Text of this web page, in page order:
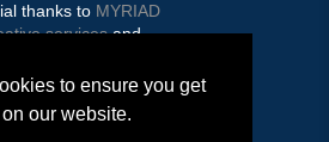
to ensure you get
our website.
thanks to MYRIAD
servicesand
Nehemiah Gateway
Albania